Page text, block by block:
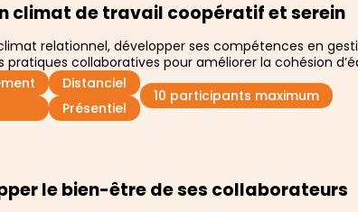
climat de travail coopératif et serein
relationnel, développer ses compétences en
pratiques collaboratives pour améliorer la cohésion
Distanciel
Présentiel
10 participants maximum
le bien-être de ses collaborateurs